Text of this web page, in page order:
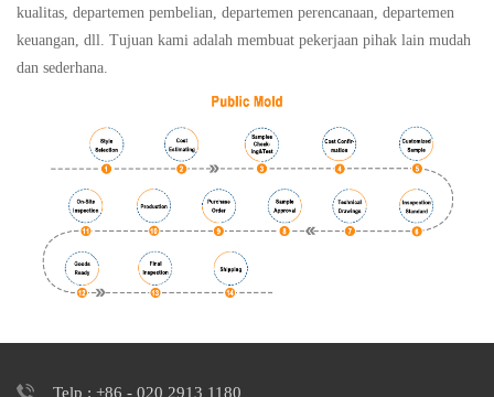
kualitas, departemen pembelian, departemen perencanaan, departemen
keuangan, dll. Tujuan kami adalah membuat pekerjaan pihak lain mudah
dan sederhana.
Telp : +86 - 020 2913 1180